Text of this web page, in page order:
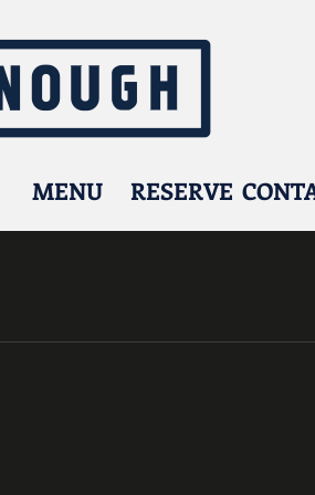
MENU RESERVE